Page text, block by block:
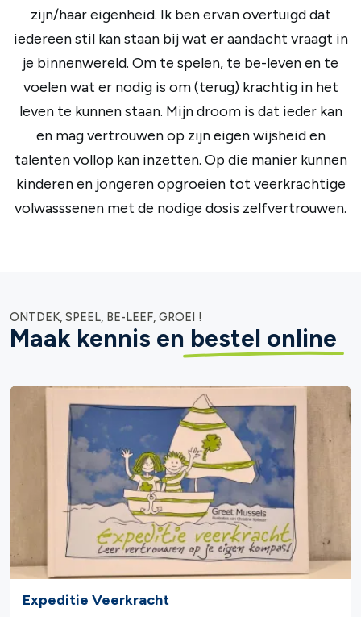
zijn/haar eigenheid. Ik ben ervan overtuigd dat
iedereen stil kan staan bij wat er aandacht vraagt in
je binnenwereld. Om te spelen, te be-leven en te
voelen wat er nodig is om (terug) krachtig in het
leven te kunnen staan. Mijn droom is dat ieder kan
en mag vertrouwen op zijn eigen wijsheid en
talenten vollop kan inzetten. Op die manier kunnen
kinderen en jongeren opgroeien tot veerkrachtige
volwasssenen met de nodige dosis zelfvertrouwen.
ONTDEK, SPEEL, BE-LEEF, GROEI !
Maak kennis en bestel online
Expeditie Veerkracht